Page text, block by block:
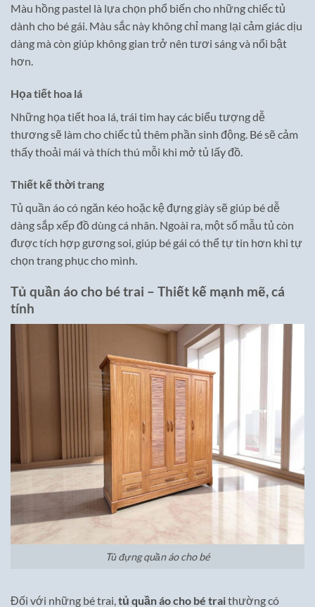
Màu hồng pastel là lựa chọn phổ biến cho những chiếc tủ
dành cho bé gái. Màu sắc này không chỉ mang lại cảm giác dịu
dàng mà còn giúp không gian trở nên tươi sáng và nổi bật
hơn.
Họa tiết hoa lá
Những họa tiết hoa lá, trái tim hay các biểu tượng dễ
thương sẽ làm cho chiếc tủ thêm phần sinh động. Bé sẽ cảm
thấy thoải mái và thích thú mỗi khi mở tủ lấy đồ.
Thiết kế thời trang
Tủ quần áo có ngăn kéo hoặc kệ đựng giày sẽ giúp bé dễ
dàng sắp xếp đồ dùng cá nhân. Ngoài ra, một số mẫu tủ còn
được tích hợp gương soi, giúp bé gái có thể tự tin hơn khi tự
chọn trang phục cho mình.
Tủ quần áo cho bé trai – Thiết kế mạnh mẽ, cá
tính
Tủ đựng quần áo cho bé
Đối với những bé trai,tủ quần áo cho bé traithường có